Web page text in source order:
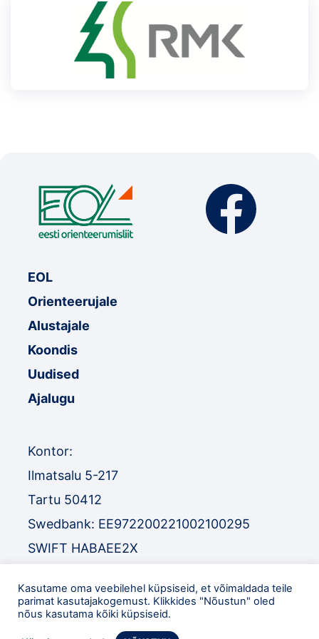
EOL
Orienteerujale
Alustajale
Koondis
Uudised
Ajalugu
Kontor:
Ilmatsalu 5-217
Tartu 50412
Swedbank: EE972200221002100295
SWIFT HABAEE2X
SWIFT EEUHEE2X
TEL:+372 52 32 977
Kasutame oma veebilehel küpsiseid, et võimaldada teile
parimat kasutajakogemust. Klikkides "Nõustun" oled
nõus kasutama kõiki küpsiseid.